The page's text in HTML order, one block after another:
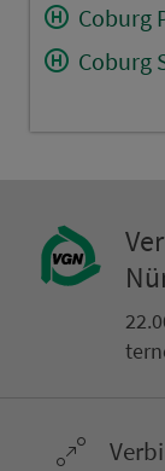
Coburg
Coburg